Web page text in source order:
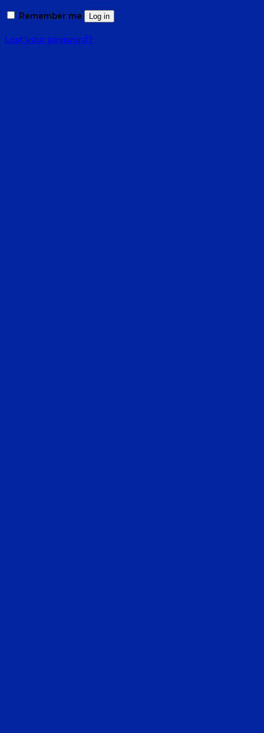
Remember me
Log in
Lost your password?